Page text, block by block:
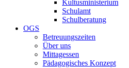
Kultusministerium
Schulamt
Schulberatung
OGS
Betreuungszeiten
Über uns
Mittagessen
Pädagogisches Konzept